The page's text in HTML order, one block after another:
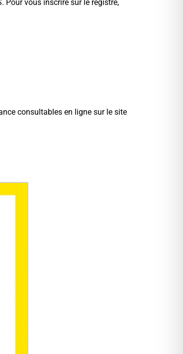
Pour vous inscrire sur le registre,
consultables en ligne sur le site